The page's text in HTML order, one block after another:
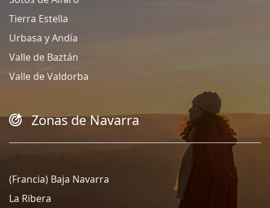
Tierra Estella
Urbasa y Andía
Valle de Baztán
Valle de Valdorba
Zonas de Navarra
(Francia) Baja Navarra
La Ribera